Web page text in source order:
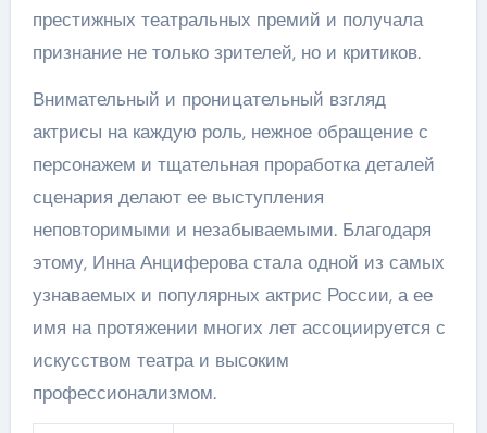
престижных театральных премий и получала
признание не только зрителей, но и критиков.
Внимательный и проницательный взгляд
актрисы на каждую роль, нежное обращение с
персонажем и тщательная проработка деталей
сценария делают ее выступления
неповторимыми и незабываемыми. Благодаря
этому, Инна Анциферова стала одной из самых
узнаваемых и популярных актрис России, а ее
имя на протяжении многих лет ассоциируется с
искусством театра и высоким
профессионализмом.